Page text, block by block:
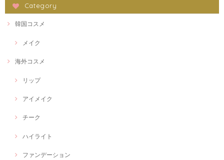
Category
韓国コスメ
メイク
海外コスメ
リップ
アイメイク
チーク
ハイライト
ファンデーション